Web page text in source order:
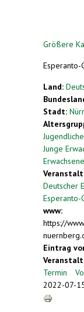
Größere
Land:
Stadt:
Junge
Deutscher
Esperanto-
www:
https://
Eintrag
Termin
2022-07-